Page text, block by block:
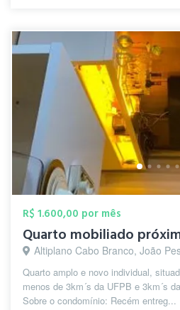
R$ 1.600,00 por mês
Quarto mobiliado
Altiplano Cabo Branco, João
Quarto amplo e novo individual,
menos de 3km´s da UFPB e 3km´s
Sobre o condomínio: Recém entreg...